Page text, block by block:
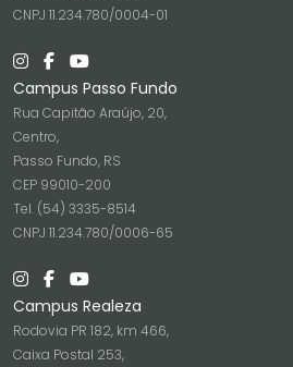
CNPJ 11.234.780/0004-01
Campus Passo Fundo
Rua Capitão Araújo, 20,
Centro,
Passo Fundo, RS
CEP 99010-200
Tel. (54) 3335-8514
CNPJ 11.234.780/0006-65
Campus Realeza
Rodovia PR 182, km 466,
Caixa Postal 253,